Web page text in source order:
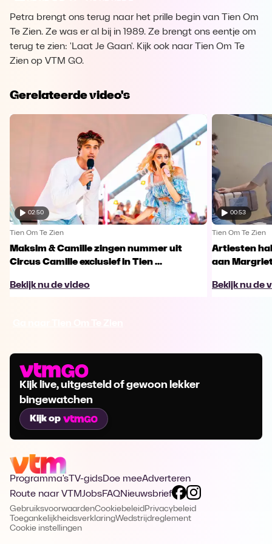
Petra brengt ons terug naar het prille begin van Tien Om
Te Zien. Ze was er al bij in 1989. Ze brengt ons eentje om
terug te zien: 'Laat Je Gaan'. Kijk ook naar Tien Om Te
Zien op VTM GO.
Gerelateerde video's
02:50
Tien Om Te Zien
Maksim & Camille zingen nummer uit
Circus Camille exclusief in Tien ...
Bekijk nu de video
00:53
Tien Om Te Zien
Artiesten
aan
Bekijk nu de
Kijk live, uitgesteld of gewoon lekker
bingewatchen
Kijk op
Programma's TV-gidsDoe meeAdverteren
Route naar VTMJobsFAQNieuwsbrief
GebruiksvoorwaardenCookiebeleid Privacybeleid
ToegankelijkheidsverklaringWedstrijdreglement
Cookie instellingen